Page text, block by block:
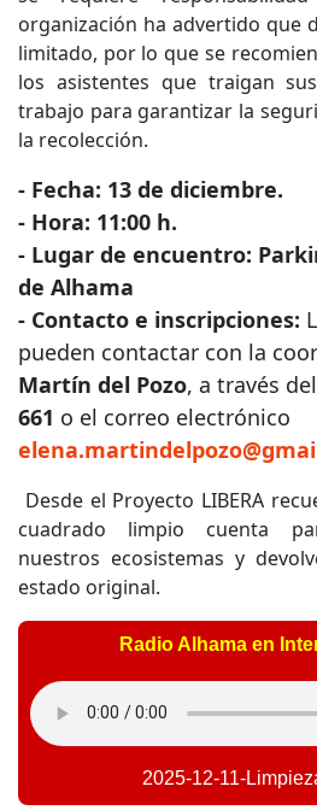
organización ha advertido que
limitado, por lo que se
los asistentes que traigan
trabajo para garantizar la
la recolección.
- Fecha: 13 de diciembre.
- Hora: 11:00 h.
- Lugar de encuentro:
de Alhama
- Contacto e inscripciones:
pueden contactar con la
Martín del Pozo, a través del
661 o el correo electrónico
Desde el Proyecto LIBERA
cuadrado limpio cuenta
nuestros ecosistemas y
estado original.
Radio Alhama en
2025-12-11-